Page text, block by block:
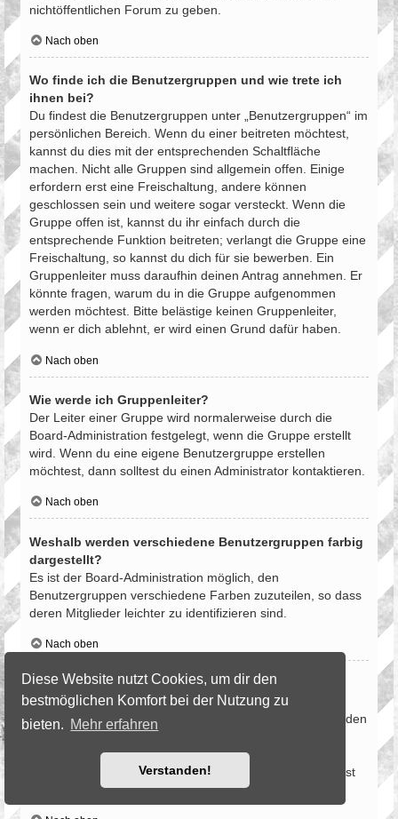
Diese Website nutzt Cookies, um dir den
bestmöglichen Komfort bei der Nutzung zu
bieten. Mehr erfahren
Verstanden!
nichtöffentlichen Forum zu geben.
Nach oben
Wo finde ich die Benutzergruppen und wie trete ich
ihnen bei?
Du findest die Benutzergruppen unter „Benutzergruppen“ im
persönlichen Bereich. Wenn du einer beitreten möchtest,
kannst du dies mit der entsprechenden Schaltfläche
machen. Nicht alle Gruppen sind allgemein offen. Einige
erfordern erst eine Freischaltung, andere können
geschlossen sein und weitere sogar versteckt. Wenn die
Gruppe offen ist, kannst du ihr einfach durch die
entsprechende Funktion beitreten; verlangt die Gruppe eine
Freischaltung, so kannst du dich für sie bewerben. Ein
Gruppenleiter muss daraufhin deinen Antrag annehmen. Er
könnte fragen, warum du in die Gruppe aufgenommen
werden möchtest. Bitte belästige keinen Gruppenleiter,
wenn er dich ablehnt, er wird einen Grund dafür haben.
Nach oben
Wie werde ich Gruppenleiter?
Der Leiter einer Gruppe wird normalerweise durch die
Board-Administration festgelegt, wenn die Gruppe erstellt
wird. Wenn du eine eigene Benutzergruppe erstellen
möchtest, dann solltest du einen Administrator kontaktieren.
Nach oben
Weshalb werden verschiedene Benutzergruppen farbig
dargestellt?
Es ist der Board-Administration möglich, den
Benutzergruppen verschiedene Farben zuzuteilen, so dass
deren Mitglieder leichter zu identifizieren sind.
Nach oben
Was ist eine Hauptgruppe?
Wenn du Mitglied in mehr als einer Benutzergruppe bist,
dient die Hauptgruppe dazu, deine Gruppenfarbe sowie den
festzulegen. Ein Administrator kann dir die Berechtigung
geben, deine Hauptgruppe im persönlichen Bereich selbst